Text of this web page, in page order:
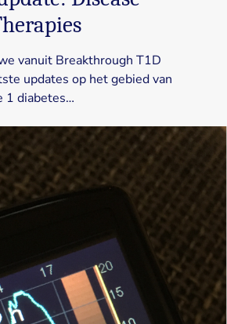
vanuit Breakthrough T1D
updates op het gebied van
1 diabetes…